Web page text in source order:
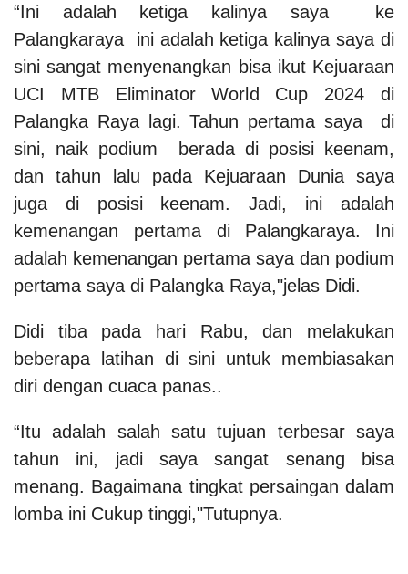
“Ini adalah ketiga kalinya saya ke
Palangkaraya ini adalah ketiga kalinya saya di
sini sangat menyenangkan bisa ikut Kejuaraan
UCI MTB Eliminator World Cup 2024 di
Palangka Raya lagi. Tahun pertama saya di
sini, naik podium berada di posisi keenam,
dan tahun lalu pada Kejuaraan Dunia saya
juga di posisi keenam. Jadi, ini adalah
kemenangan pertama di Palangkaraya.
Ini
adalah kemenangan pertama saya dan podium
pertama saya di Palangka Raya,"jelas Didi.
Didi tiba pada hari Rabu, dan melakukan
beberapa latihan di sini untuk membiasakan
diri dengan cuaca panas..
“Itu adalah salah satu tujuan terbesar saya
tahun ini, jadi saya sangat senang bisa
menang. Bagaimana tingkat persaingan dalam
lomba ini Cukup tinggi,"Tutupnya.